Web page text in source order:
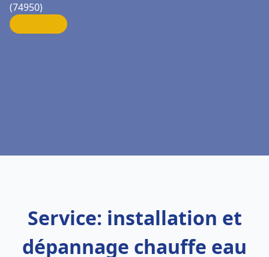
(74950)
Service: installation et
dépannage chauffe eau